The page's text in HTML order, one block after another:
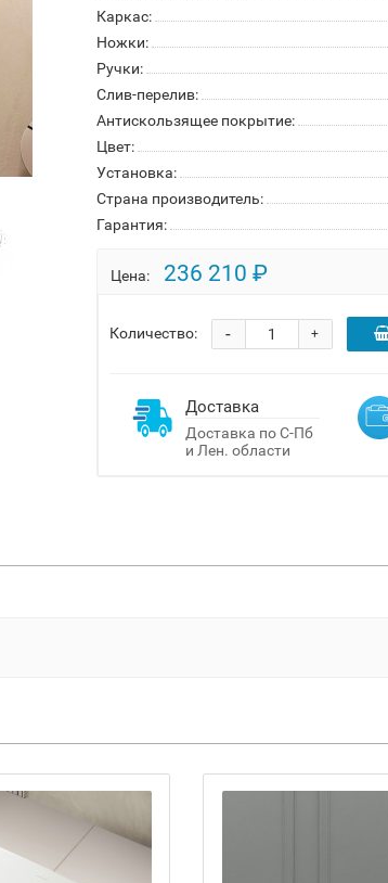
Каркас:
Ножки:
Ручки:
Слив-перелив:
Антискользящее покрытие:
Цвет:
Установка:
Страна производитель:
Гарантия:
Цена: 236 210 ₽
Количество: +
-
Доставка
Доставка по С-Пб
и Лен. области